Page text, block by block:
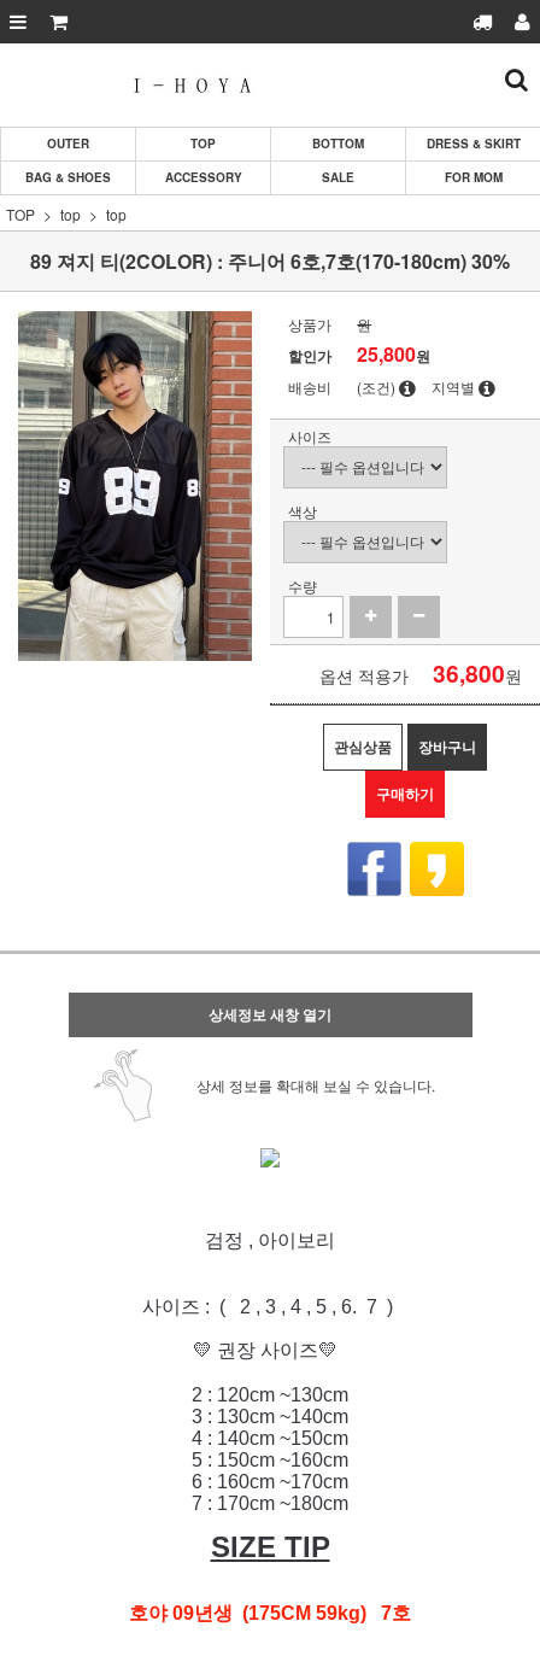
OUTER TOP BOTTOM
DRESS & SKIRT
BAG & SHOES
ACCESSORY SALE FOR MOM
TOP top top
89 져지 티(2COLOR) : 주니어 6호,7호(170-180cm) 30%
상품가 원
할인가 25,800원
배송비 (조건) 지역별
사이즈
색상
수량
옵션 적용가 36,800원
관심상품 장바구니
구매하기
상세정보 새창 열기
상세 정보를 확대해 보실 수 있습니다.
검정 , 아이보리
사이즈 : ( 2 , 3 , 4 , 5 , 6. 7 )
💛 권장 사이즈💛
2 : 120cm ~130cm
3 : 130cm ~140cm
4 : 140cm ~150cm
5 : 150cm ~160cm
6 : 160cm ~170cm
7 : 170cm ~180cm
SIZE TIP
호야 09년생 (175CM 59kg) 7호